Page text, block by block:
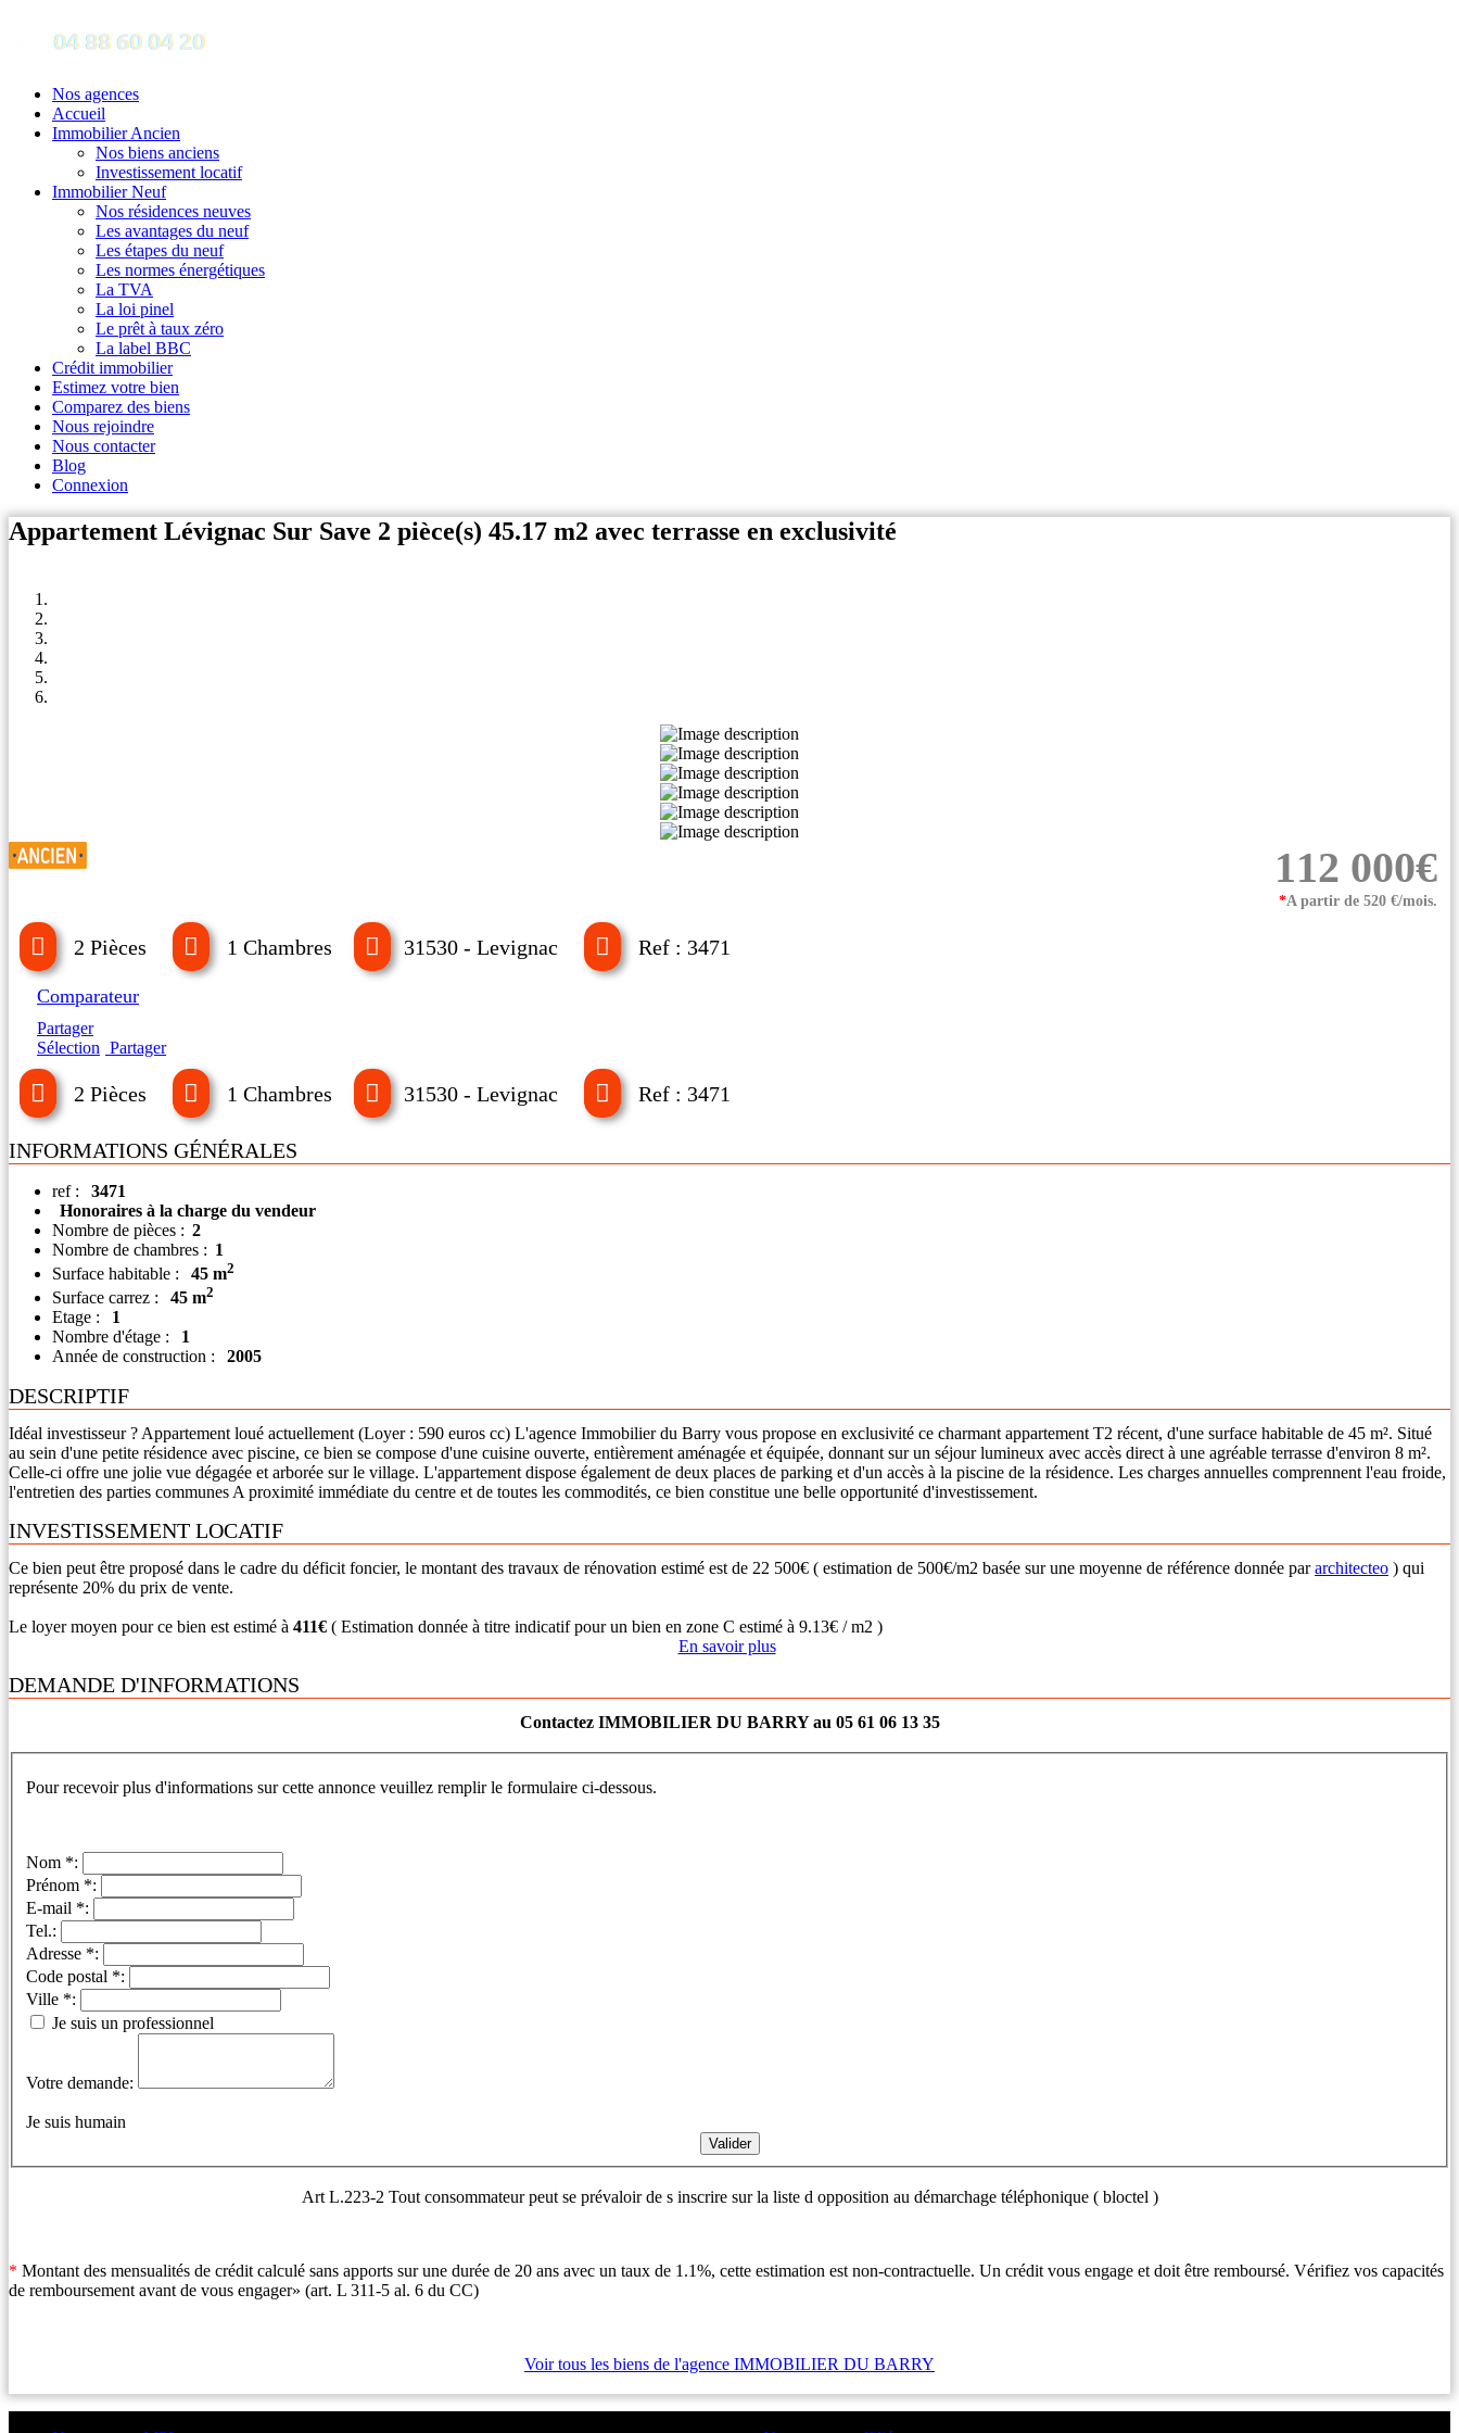
Nos agences
Accueil
Immobilier Ancien
Nos biens anciens
Investissement locatif
Immobilier Neuf
Nos résidences neuves
Les avantages du neuf
Les étapes du neuf
Les normes énergétiques
La TVA
La loi pinel
Le prêt à taux zéro
La label BBC
Crédit immobilier
Estimez votre bien
Comparez des biens
Nous rejoindre
Nous contacter
Blog
Connexion
Appartement Lévignac Sur Save 2 pièce(s) 45.17 m2 avec terrasse en exclusivité
112 000€
*A partir de 520 €/mois.
2 Pièces 1 Chambres 31530 - Levignac Ref : 3471
Comparateur
Partager
Sélection Partager
2 Pièces 1 Chambres 31530 - Levignac Ref : 3471
INFORMATIONS GÉNÉRALES
ref :
3471
Honoraires à la charge du vendeur
Nombre de pièces : 2
Nombre de chambres : 1
Surface habitable :
45 m2
Surface carrez : 45 m2
Etage :
1
Nombre d'étage :
1
Année de construction :
2005
DESCRIPTIF
Idéal investisseur ? Appartement loué actuellement (Loyer : 590 euros cc) L'agence Immobilier du Barry vous propose en exclusivité ce charmant appartement T2 récent, d'une surface habitable de 45 m². Situé
au sein d'une petite résidence avec piscine, ce bien se compose d'une cuisine ouverte, entièrement aménagée et équipée, donnant sur un séjour lumineux avec accès direct à une agréable terrasse d'environ 8 m².
Celle-ci offre une jolie vue dégagée et arborée sur le village. L'appartement dispose également de deux places de parking et d'un accès à la piscine de la résidence. Les charges annuelles comprennent l'eau froide,
l'entretien des parties communes A proximité immédiate du centre et de toutes les commodités, ce bien constitue une belle opportunité d'investissement.
INVESTISSEMENT LOCATIF
Ce bien peut être proposé dans le cadre du déficit foncier, le montant des travaux de rénovation estimé est de 22 500€ ( estimation de 500€/m2 basée sur une moyenne de référence donnée pararchitecteo ) qui
représente 20% du prix de vente.
Le loyer moyen pour ce bien est estimé à 411€ ( Estimation donnée à titre indicatif pour un bien en zone C estimé à 9.13€ / m2 )
En savoir plus
DEMANDE D'INFORMATIONS
Contactez IMMOBILIER DU BARRY au 05 61 06 13 35
Pour recevoir plus d'informations sur cette annonce veuillez remplir le formulaire ci-dessous.
Nom *:
Prénom *:
E-mail *:
Tel.:
Adresse *:
Code postal *:
Ville *:
Je suis un professionnel
Votre demande:
Je suis humain
Art L.223-2 Tout consommateur peut se prévaloir de s inscrire sur la liste d opposition au démarchage téléphonique ( bloctel )
* Montant des mensualités de crédit calculé sans apports sur une durée de 20 ans avec un taux de 1.1%, cette estimation est non-contractuelle. Un crédit vous engage et doit être remboursé. Vérifiez vos capacités
de remboursement avant de vous engager» (art. L 311-5 al. 6 du CC)
Voir tous les biens de l'agence IMMOBILIER DU BARRY